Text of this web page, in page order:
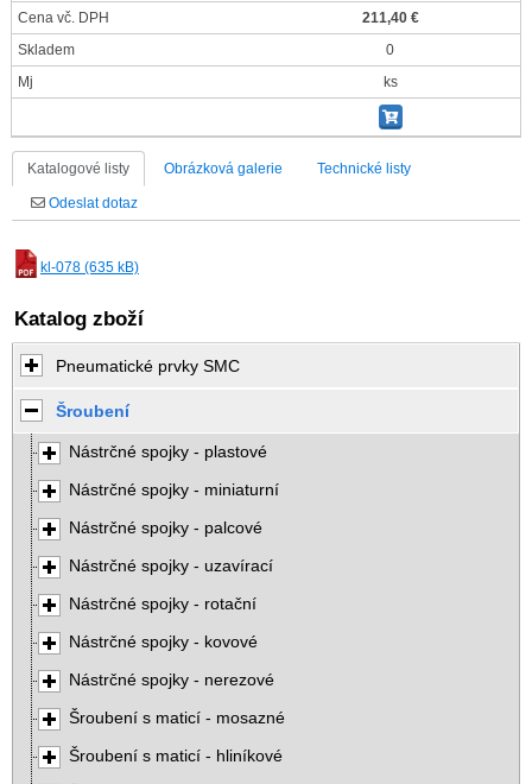
Cena vč. DPH
211,40 €
Skladem
0
Mj
ks
Katalogové listy Obrázková galerie Technické listy
Odeslat dotaz
kl-078 (635 kB)
Katalog zboží
Pneumatické prvky SMC
Šroubení
Nástrčné spojky - plastové
Nástrčné spojky - miniaturní
Nástrčné spojky - palcové
Nástrčné spojky - uzavírací
Nástrčné spojky - rotační
Nástrčné spojky - kovové
Nástrčné spojky - nerezové
Šroubení s maticí - mosazné
Šroubení s maticí - hliníkové